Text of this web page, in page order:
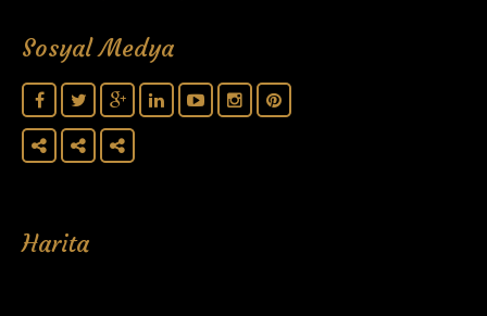
Sosyal Medya
Harita